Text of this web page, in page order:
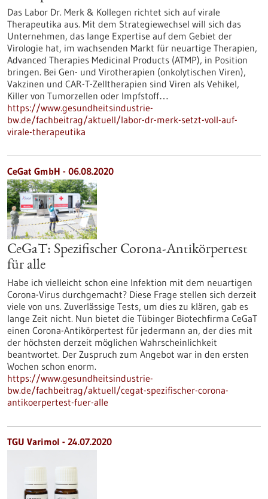
Das Labor Dr. Merk & Kollegen richtet sich auf virale
Therapeutika aus. Mit dem Strategiewechsel will sich das
Unternehmen, das lange Expertise auf dem Gebiet der
Virologie hat, im wachsenden Markt für neuartige Therapien,
Advanced Therapies Medicinal Products (ATMP), in Position
bringen. Bei Gen- und Virotherapien (onkolytischen Viren),
Vakzinen und CAR-T-Zelltherapien sind Viren als Vehikel,
Killer von Tumorzellen oder Impfstoff…
https://www.gesundheitsindustrie-
bw.de/fachbeitrag/aktuell/labor-dr-merk-setzt-voll-auf-
virale-therapeutika
CeGat GmbH - 06.08.2020
CeGaT: Spezifischer Corona-Antikörpertest
für alle
Habe ich vielleicht schon eine Infektion mit dem neuartigen
Corona-Virus durchgemacht? Diese Frage stellen sich derzeit
viele von uns. Zuverlässige Tests, um dies zu klären, gab es
lange Zeit nicht. Nun bietet die Tübinger Biotechfirma CeGaT
einen Corona-Antikörpertest für jedermann an, der dies mit
der höchsten derzeit möglichen Wahrscheinlichkeit
beantwortet. Der Zuspruch zum Angebot war in den ersten
Wochen schon enorm.
https://www.gesundheitsindustrie-
bw.de/fachbeitrag/aktuell/cegat-spezifischer-corona-
antikoerpertest-fuer-alle
TGU Varimol - 24.07.2020